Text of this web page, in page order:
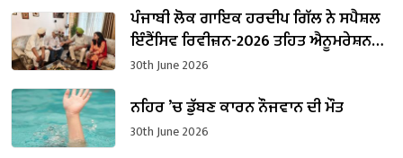
ਪੰਜਾਬੀ ਲੋਕ ਗਾਇਕ ਹਰਦੀਪ ਗਿੱਲ ਨੇ ਸਪੈਸ਼ਲ
ਇੰਟੈਂਸਿਵ ਰਿਵੀਜ਼ਨ-2026 ਤਹਿਤ ਐਨੂਮਰੇਸ਼ਨ
ਫਾਰਮ ਭਰਿਆ
30th June 2026
ਨਹਿਰ ’ਚ ਡੁੱਬਣ ਕਾਰਨ ਨੌਜਵਾਨ ਦੀ ਮੌਤ
30th June 2026